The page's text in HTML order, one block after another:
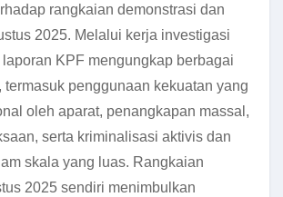
rangkaian demonstrasi dan
2025. Melalui kerja investigasi
KPF mengungkap berbagai
termasuk penggunaan kekuatan yang
oleh aparat, penangkapan massal,
serta kriminalisasi aktivis dan
skala yang luas. Rangkaian
2025 sendiri menimbulkan